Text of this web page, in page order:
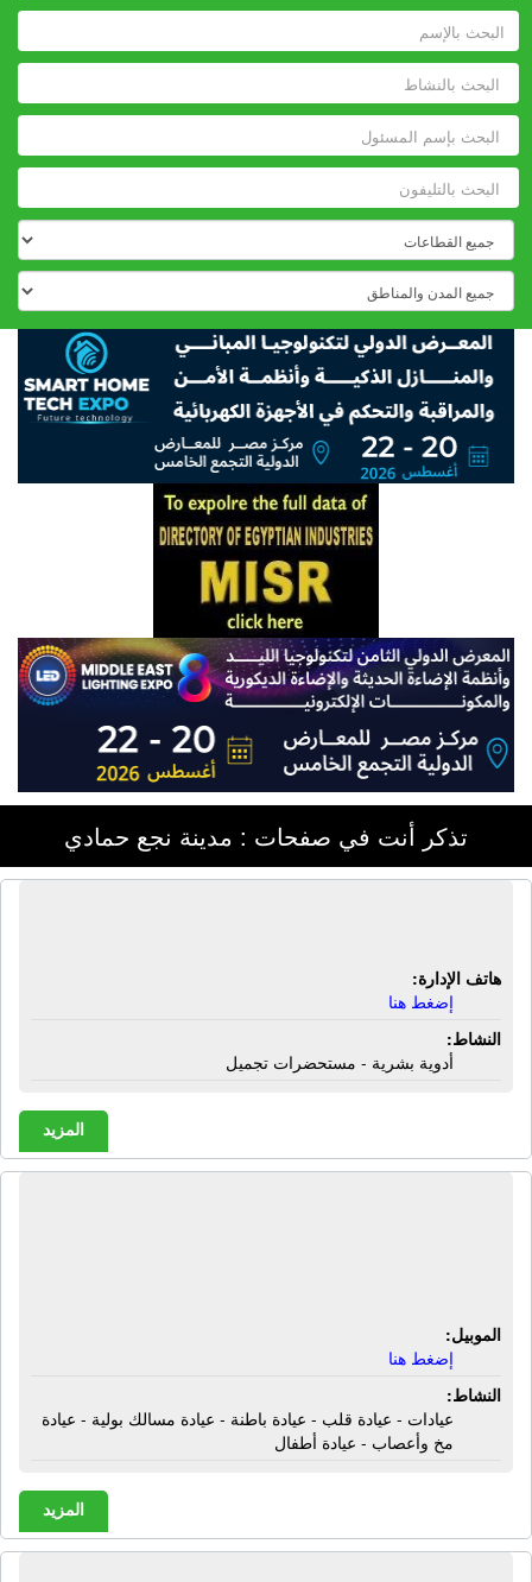
تذكر أنت في صفحات : مدينة نجع حمادي
هاتف الإدارة:
إضغط هنا
النشاط:
أدوية بشرية - مستحضرات تجميل
المزيد
الموبيل:
إضغط هنا
النشاط:
عيادات - عيادة قلب - عيادة باطنة - عيادة مسالك بولية - عيادة
مخ وأعصاب - عيادة أطفال
المزيد